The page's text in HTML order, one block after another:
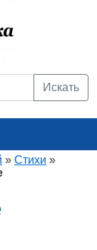
Искать
» Стихи »